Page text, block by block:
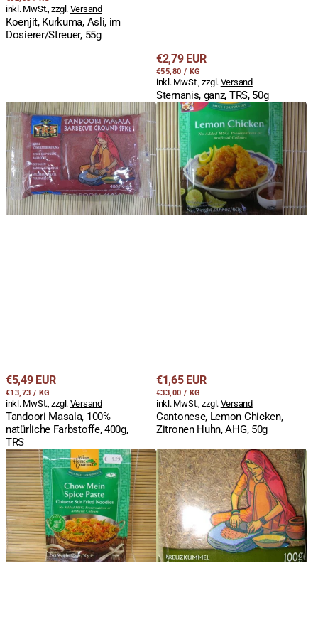
inkl. MwSt., zzgl. Versand
Koenjit, Kurkuma, Asli, im
Dosierer/Streuer, 55g
Regulärer
Preis
€2,79 EUR
STÜCKPREIS
€55,80 / PRO
KG
inkl. MwSt., zzgl. Versand
Sternanis, ganz, TRS, 50g
Tandoori
Masala,
100%
natürliche
Farbstoffe,
400g,
TRS
Regulärer
Preis
€5,49 EUR
STÜCKPREIS
€13,73 / PRO
KG
inkl. MwSt., zzgl. Versand
Tandoori Masala, 100%
natürliche Farbstoffe, 400g,
TRS
Cantonese,
Lemon
Chicken,
Zitronen
Huhn,
AHG,
50g
Regulärer
Preis
€1,65 EUR
STÜCKPREIS
€33,00 / PRO
KG
inkl. MwSt., zzgl. Versand
Cantonese, Lemon Chicken,
Zitronen Huhn, AHG, 50g
Chow
Mein,
gebratene
Nudeln
Würzpaste,
AHG,
50g
Kreuzkümmel,
Jeera,
ganz,
TRS,
100g